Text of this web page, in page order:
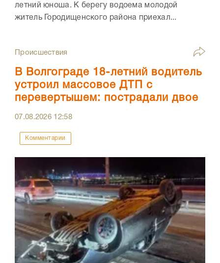
летний юноша. К берегу водоема молодой
житель Городищенского района приехал...
Происшествия
В Волгограде 18-летний водитель
устроил массовое ДТП с
перевертышем: пострадали двое
07.08.2026 12:58
Комментарии